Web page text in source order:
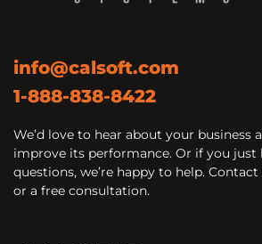
info@calsoft.com
1-888-838-8422
We’d love to hear about your business
improve its performance. Or if you just
questions, we’re happy to help.
or a free consultation.